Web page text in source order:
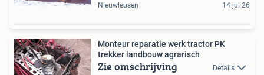
Nieuwleusen 14 jul 26
Monteur reparatie werk tractor PK
trekker landbouw agrarisch
Zie omschrijving Details